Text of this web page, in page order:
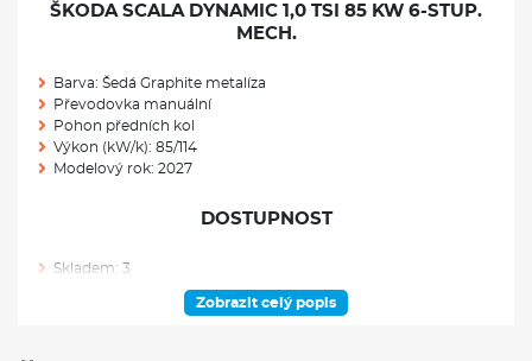
ŠKODA SCALA DYNAMIC 1,0 TSI 85 KW 6-STUP.
MECH.
Barva: Šedá Graphite metalíza
Převodovka manuální
Pohon předních kol
Výkon (kW/k): 85/114
Modelový rok: 2027
DOSTUPNOST
Skladem: 3
Zobrazit celý popis